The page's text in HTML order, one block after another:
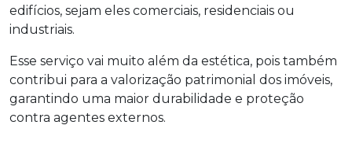
edifícios, sejam eles comerciais, residenciais ou
industriais.
Esse serviço vai muito além da estética, pois também
contribui para a valorização patrimonial dos imóveis,
garantindo uma maior durabilidade e proteção
contra agentes externos.